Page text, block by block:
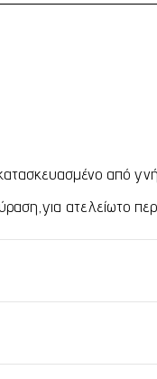
από
ατελείωτο